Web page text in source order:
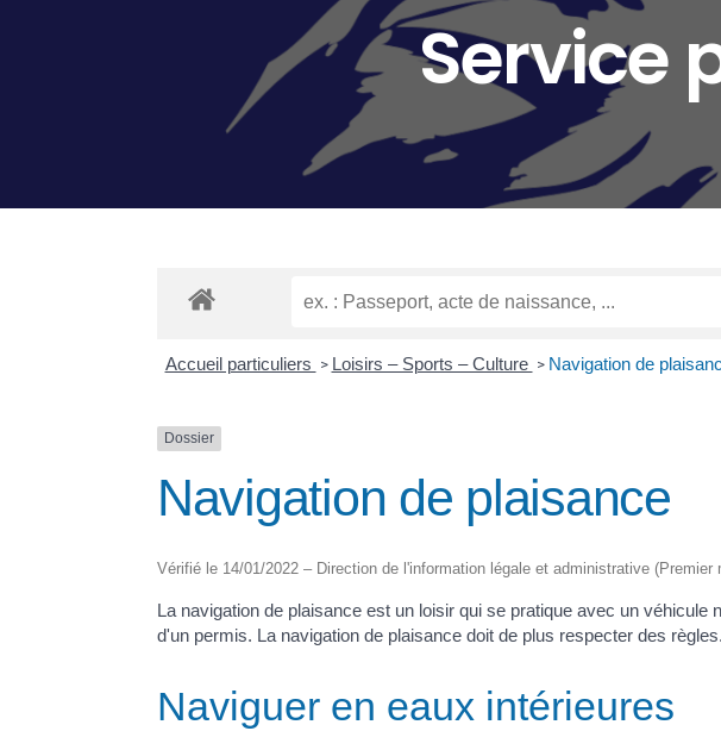
Service
Accueil particuliers > Loisirs – Sports – Culture > Navigation de
Dossier
Navigation de plaisance
Vérifié le 14/01/2022 – Direction de l'information légale et administrative (Premier
La navigation de plaisance est un loisir qui se pratique avec un
d'un permis. La navigation de plaisance doit de plus respecter des règles.
Naviguer en eaux intérieures